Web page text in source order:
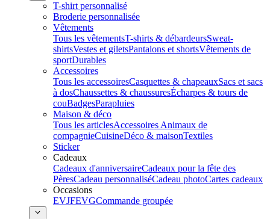
T-shirt personnalisé
Broderie personnalisée
Vêtements
Tous les vêtementsT-shirts & débardeursSweat-
shirtsVestes et giletsPantalons et shortsVêtements de
sportDurables
Accessoires
Tous les accessoiresCasquettes & chapeauxSacs et sacs
à dosChaussettes & chaussuresÉcharpes & tours de
couBadgesParapluies
Maison & déco
Tous les articlesAccessoires Animaux de
compagnieCuisineDéco & maisonTextiles
Sticker
Cadeaux
Cadeaux d'anniversaireCadeaux pour la fête des
PèresCadeau personnaliséCadeau photoCartes cadeaux
Occasions
EVJFEVGCommande groupée